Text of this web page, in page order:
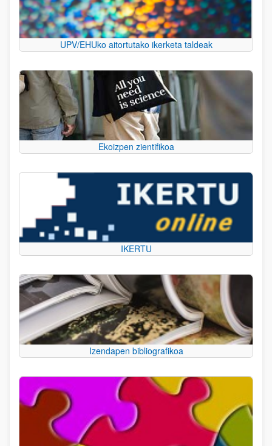
UPV/EHUko aitortutako ikerketa taldeak
Ekoizpen zientifikoa
IKERTU
Izendapen bibliografikoa